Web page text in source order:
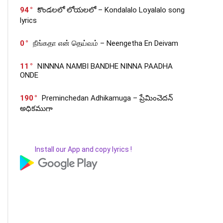
94
కొండలలో లోయలలో – Kondalalo Loyalalo song
lyrics
0 நீங்கதா என் தெய்வம் – Neengetha En Deivam
11
NINNNA NAMBI BANDHE NINNA PAADHA
ONDE
190
Preminchedan Adhikamuga – ప్రేమించెదన్
అధికముగా
Install our App and copy lyrics !